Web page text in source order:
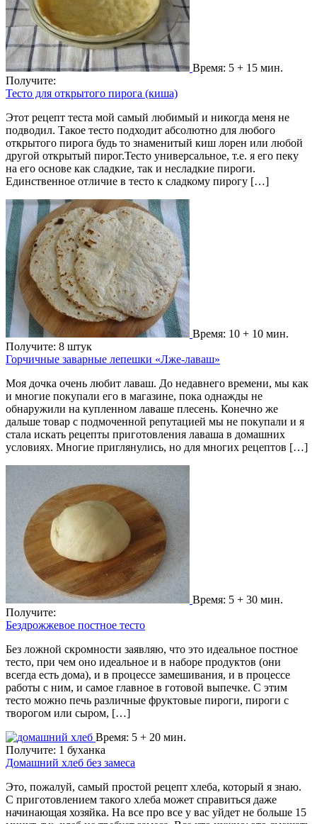
Время: 5 + 15 мин.
Получите:
Тесто для открытого пирога (киша)
Этот рецепт теста мой самый любимый и никогда меня не
подводил. Такое тесто подходит абсолютно для любого
открытого пирога будь то знаменитый киш лорен или любой
другой открытый пирог.Тесто универсальное, т.е. я его пеку
на его основе как сладкие, так и несладкие пироги.
Единственное отличие в тесто к сладкому пирогу […]
Время: 10 + 10 мин.
Получите: 8 штук
Горчичные заварные лепешки «Лже-лаваш»
Моя дочка очень любит лаваш. До недавнего времени, мы как
и многие покупали его в магазине, пока однажды не
обнаружили на купленном лаваше плесень. Конечно же
дальше товар с подмоченной репутацией мы не покупали и я
стала искать рецепты приготовления лаваша в домашних
условиях. Многие приглянулись, но для многих рецептов […]
Время: 5 + 30 мин.
Получите:
Бездрожжевое постное тесто
Без ложной скромности заявляю, что это идеальное постное
тесто, при чем оно идеальное и в наборе продуктов (они
всегда есть дома), и в процессе замешивания, и в процессе
работы с ним, и самое главное в готовой выпечке. С этим
тесто можно печь различные фруктовые пироги, пироги с
творогом или сыром, […]
Время: 5 + 20 мин.
Получите: 1 буханка
Домашний хлеб без замеса
Это, пожалуй, самый простой рецепт хлеба, который я знаю.
С приготовлением такого хлеба может справиться даже
начинающая хозяйка. На все про все у вас уйдет не больше 15